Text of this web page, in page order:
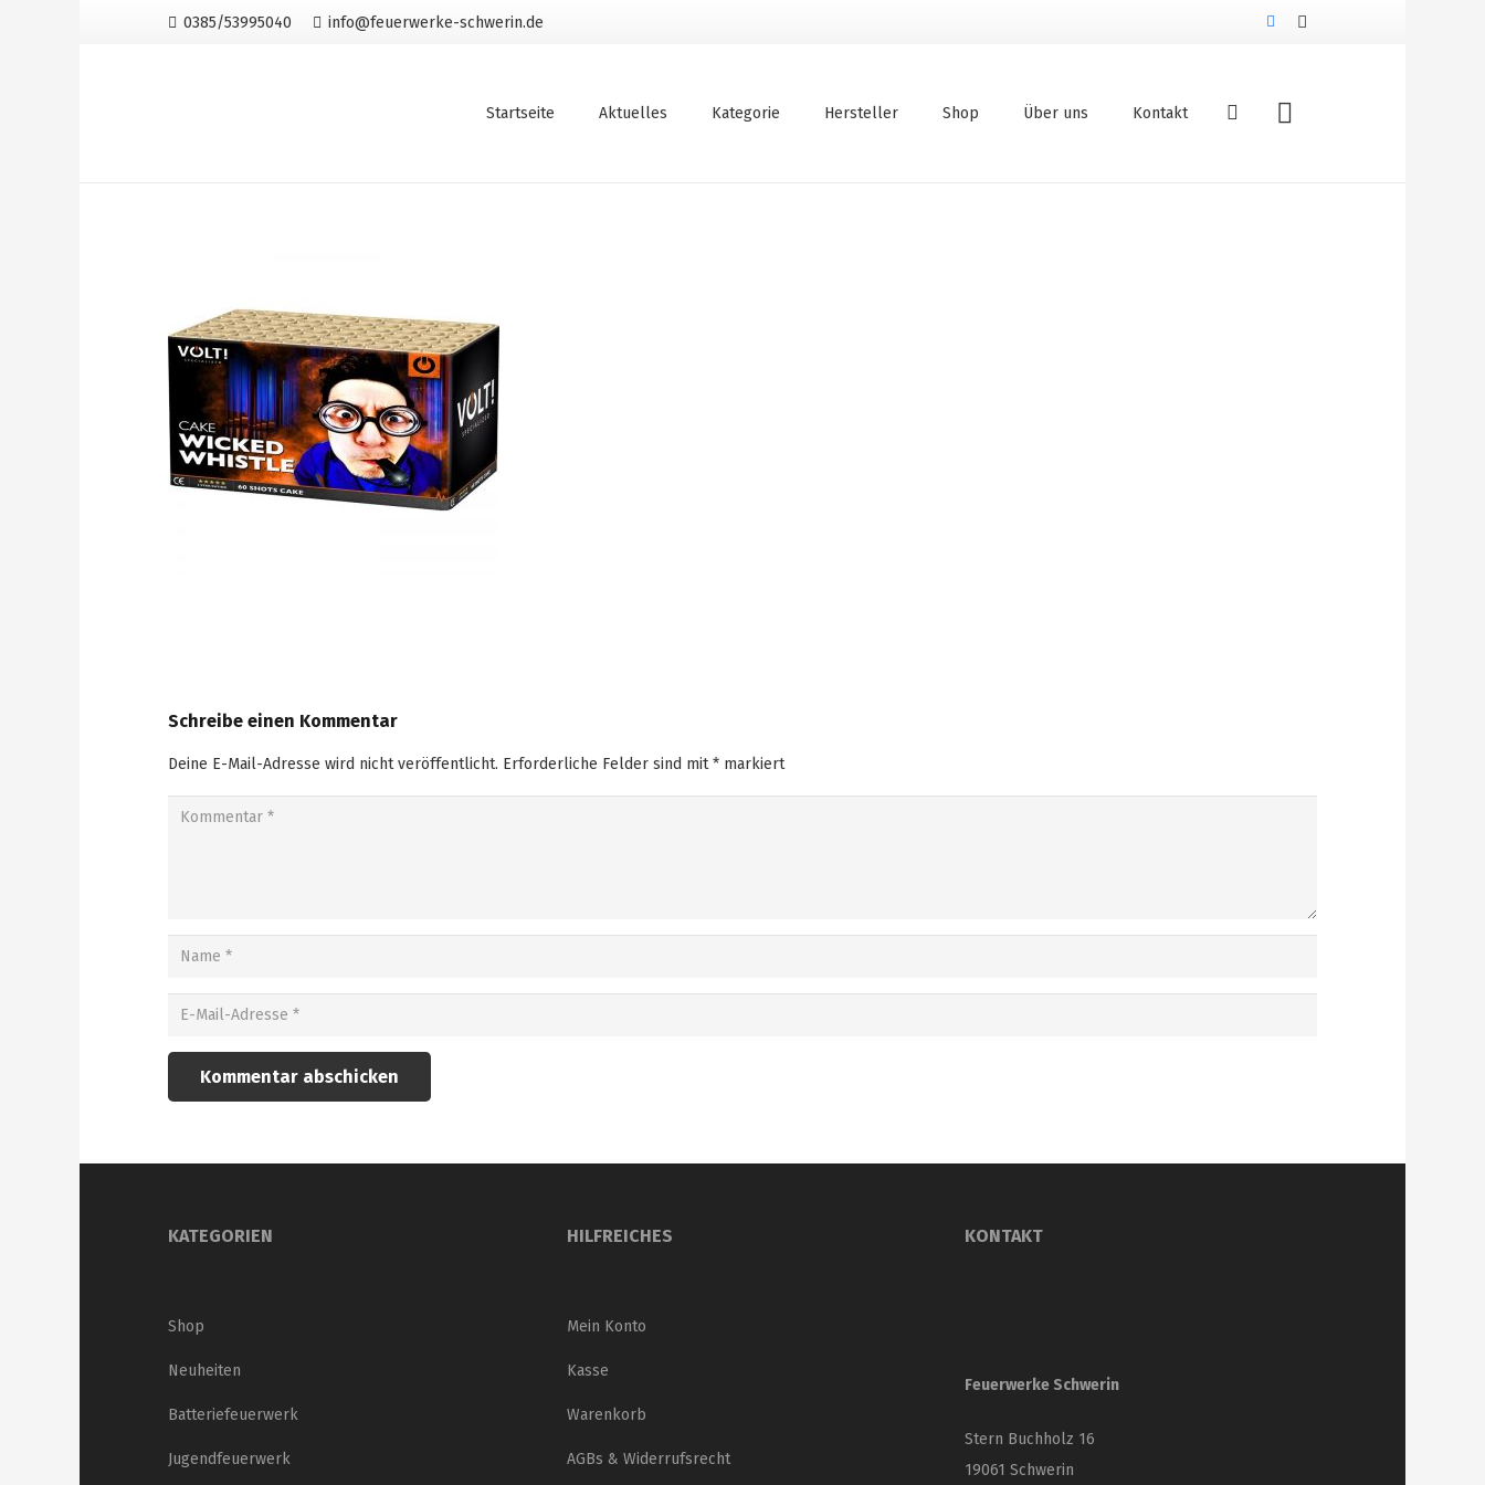
0385/53995040 info@feuerwerke-schwerin.de
Startseite Aktuelles Kategorie Hersteller Shop Über uns Kontakt
Schreibe einen Kommentar
Deine E-Mail-Adresse wird nicht veröffentlicht. Erforderliche Felder sind mit* markiert
Kommentar abschicken
KATEGORIEN
Shop
Neuheiten
Batteriefeuerwerk
Jugendfeuerwerk
HILFREICHES
Mein Konto
Kasse
Warenkorb
AGBs & Widerrufsrecht
KONTAKT
Feuerwerke Schwerin
Stern Buchholz 16
19061 Schwerin